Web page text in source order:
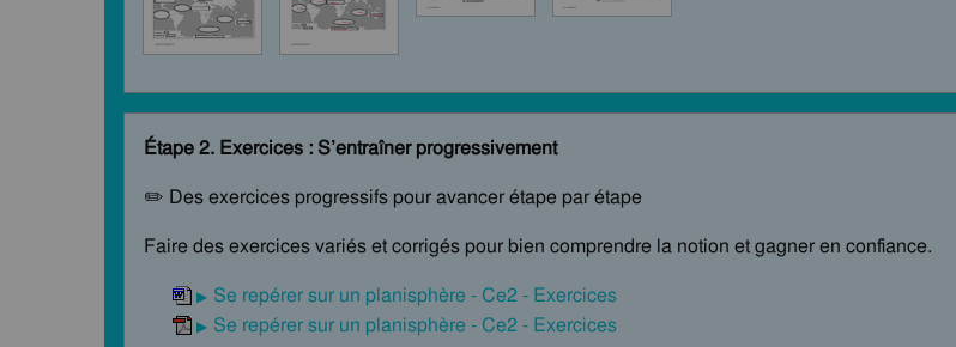
Étape 2. Exercices : S’entraîner progressivement
✏️ Des exercices progressifs pour avancer étape par étape
Faire des exercices variés et corrigés pour bien comprendre la notion et gagner en confiance.
Se repérer sur un planisphère - Ce2 - Exercices
Se repérer sur un planisphère - Ce2 - Exercices